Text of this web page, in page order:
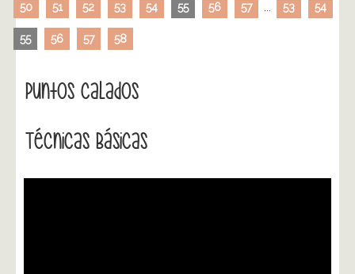
50 51 52 53 54 55 56 57 53 54
55 56 57 58
Puntos Calados
Técnicas Básicas